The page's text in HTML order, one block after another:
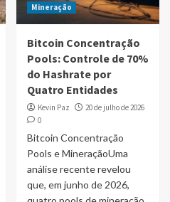
Mineração
Bitcoin Concentração
Pools: Controle de 70%
do Hashrate por
Quatro Entidades
Kevin Paz
20 de julho de 2026
0
Bitcoin Concentração
Pools e MineraçãoUma
análise recente revelou
que, em junho de 2026,